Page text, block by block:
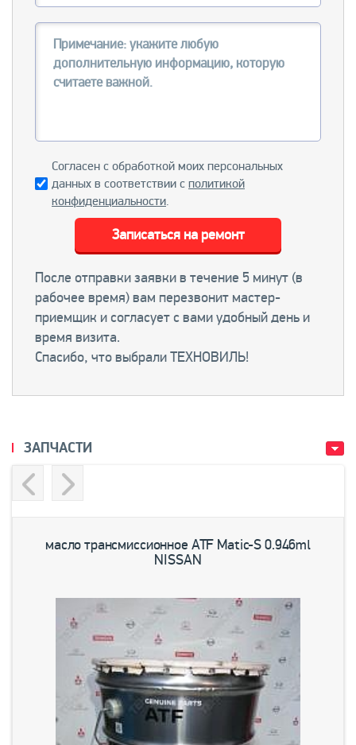
Согласен с обработкой моих персональных
данных в соответствии с политикой
конфиденциальности.
После отправки заявки в течение 5 минут (в
рабочее время) вам перезвонит мастер-
приемщик и согласует с вами удобный день и
время визита.
Спасибо, что выбрали ТЕХНОВИЛЬ!
Записаться на ремонт
ЗАПЧАСТИ
масло трансмиссионное ATF Matic-S 0.946ml
NISSAN